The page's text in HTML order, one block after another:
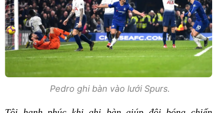
Pedro ghi bàn vào lưới Spurs.